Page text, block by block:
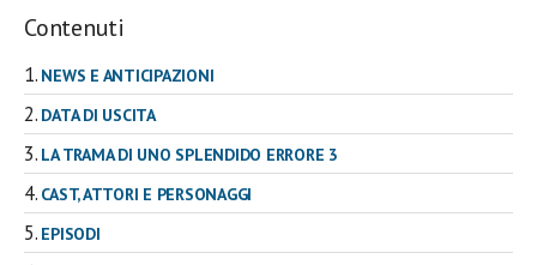
Contenuti
NEWS E ANTICIPAZIONI
DATA DI USCITA
LA TRAMA DI UNO SPLENDIDO ERRORE 3
CAST, ATTORI E PERSONAGGI
EPISODI